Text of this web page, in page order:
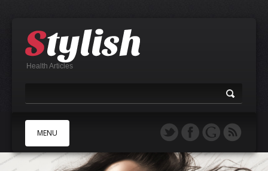
Health Articles
MENU